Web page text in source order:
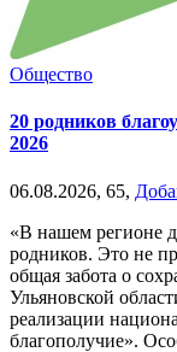
Общество
20 родников
2026
06.08.2026, 65,
«В нашем регионе
родников. Это не
общая забота о
Ульяновской
реализации
благополучие».